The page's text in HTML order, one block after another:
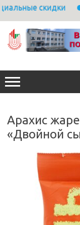
скидки
содержимому
Арахис
«Двойной